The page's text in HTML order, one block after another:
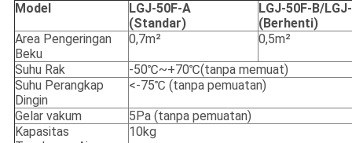
Model
LGJ-50F-A
(Standar)
LGJ-50F-B/
(Berhenti)
Area Pengeringan
Beku
0,7m² 0,5m²
Suhu Rak
-50℃~+70℃(tanpa memuat)
Suhu Perangkap
Dingin
<-75℃ (tanpa pemuatan)
Gelar vakum
5Pa (tanpa pemuatan)
Kapasitas
10kg